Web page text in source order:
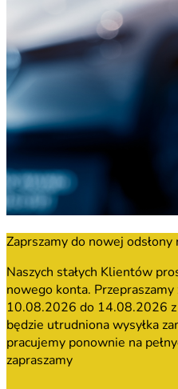
Zaprszamy do nowej odsłony
Naszych stałych Klientów
nowego konta.
10.08.2026 do 14.08.2026
będzie utrudniona wysyłka
pracujemy ponownie na
zapraszamy